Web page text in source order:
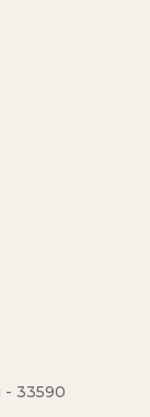
- 33590